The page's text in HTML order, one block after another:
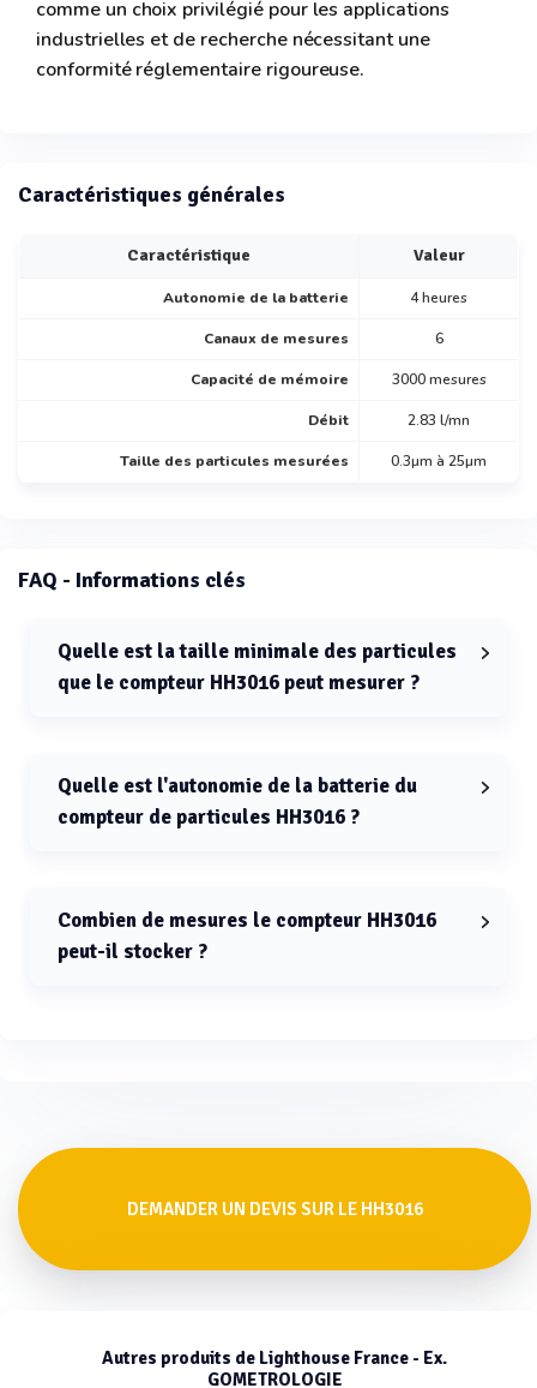
comme un choix privilégié pour les applications
industrielles et de recherche nécessitant une
conformité réglementaire rigoureuse.
Caractéristiques générales
Caractéristique Valeur
Autonomie de la batterie 4 heures
Canaux de mesures 6
Capacité de mémoire 3000 mesures
Débit 2.83 l/mn
Taille des particules mesurées 0.3µm à 25µm
FAQ - Informations clés
Quelle est la taille minimale des particules
que le compteur HH3016 peut mesurer ?
Quelle est l'autonomie de la batterie du
compteur de particules HH3016 ?
Combien de mesures le compteur HH3016
peut-il stocker ?
DEMANDER UN DEVIS SUR LE HH3016
Autres produits de Lighthouse France - Ex.
GOMETROLOGIE